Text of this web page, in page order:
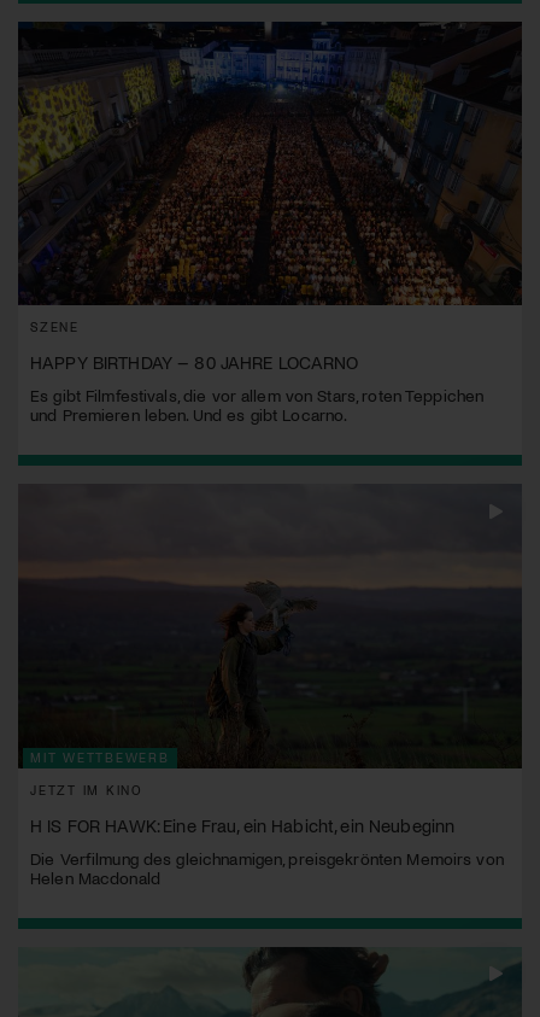
SZENE
HAPPY BIRTHDAY – 80 JAHRE LOCARNO
Es gibt Filmfestivals, die vor allem von Stars, roten Teppichen
und Premieren leben. Und es gibt Locarno.
MIT WETTBEWERB
JETZT IM KINO
H IS FOR HAWK: Eine Frau, ein Habicht, ein Neubeginn
Die Verfilmung des gleichnamigen, preisgekrönten Memoirs von
Helen Macdonald